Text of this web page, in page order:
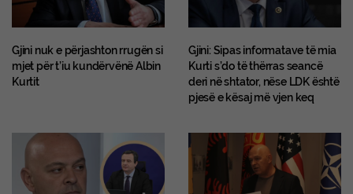
Gjini nuk e përjashton rrugën si
mjet për t’iu kundërvënë Albin
Kurtit
Gjini: Sipas informatave të mia
Kurti s’do të thërras seancë
deri në shtator, nëse LDK është
pjesë e kësaj më vjen keq